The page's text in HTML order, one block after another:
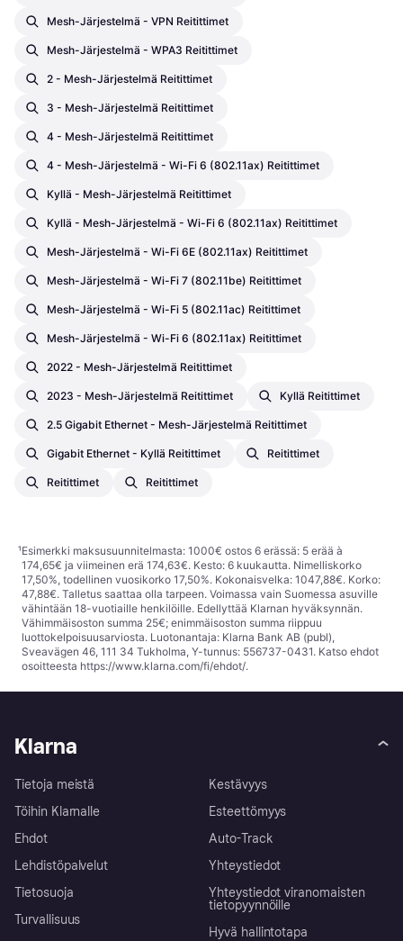
Mesh-Järjestelmä - VPN Reitittimet
Mesh-Järjestelmä - WPA3 Reitittimet
2 - Mesh-Järjestelmä Reitittimet
3 - Mesh-Järjestelmä Reitittimet
4 - Mesh-Järjestelmä Reitittimet
4 - Mesh-Järjestelmä - Wi-Fi 6 (802.11ax) Reitittimet
Kyllä - Mesh-Järjestelmä Reitittimet
Kyllä - Mesh-Järjestelmä - Wi-Fi 6 (802.11ax) Reitittimet
Mesh-Järjestelmä - Wi-Fi 6E (802.11ax) Reitittimet
Mesh-Järjestelmä - Wi-Fi 7 (802.11be) Reitittimet
Mesh-Järjestelmä - Wi-Fi 5 (802.11ac) Reitittimet
Mesh-Järjestelmä - Wi-Fi 6 (802.11ax) Reitittimet
2022 - Mesh-Järjestelmä Reitittimet
2023 - Mesh-Järjestelmä Reitittimet Kyllä Reitittimet
2.5 Gigabit Ethernet - Mesh-Järjestelmä Reitittimet
Gigabit Ethernet - Kyllä Reitittimet Reitittimet
Reitittimet Reitittimet
¹Esimerkki maksusuunnitelmasta: 1000€ ostos 6 erässä: 5 erää à
174,65€ ja viimeinen erä 174,63€. Kesto: 6 kuukautta. Nimelliskorko
17,50%, todellinen vuosikorko 17,50%. Kokonaisvelka: 1047,88€. Korko:
47,88€. Talletus saattaa olla tarpeen. Voimassa vain Suomessa asuville
vähintään 18-vuotiaille henkilöille. Edellyttää Klarnan hyväksynnän.
Vähimmäisoston summa 25€; enimmäisoston summa riippuu
luottokelpoisuusarviosta. Luotonantaja: Klarna Bank AB (publ),
Sveavägen 46, 111 34 Tukholma, Y-tunnus: 556737-0431. Katso ehdot
osoitteesta https://www.klarna.com/fi/ehdot/.
Klarna
Tietoja meistä
Töihin Klarnalle
Ehdot
Lehdistöpalvelut
Tietosuoja
Turvallisuus
Kestävyys
Esteettömyys
Auto-Track
Yhteystiedot
Yhteystiedot viranomaisten
tietopyynnöille
Hyvä hallintotapa